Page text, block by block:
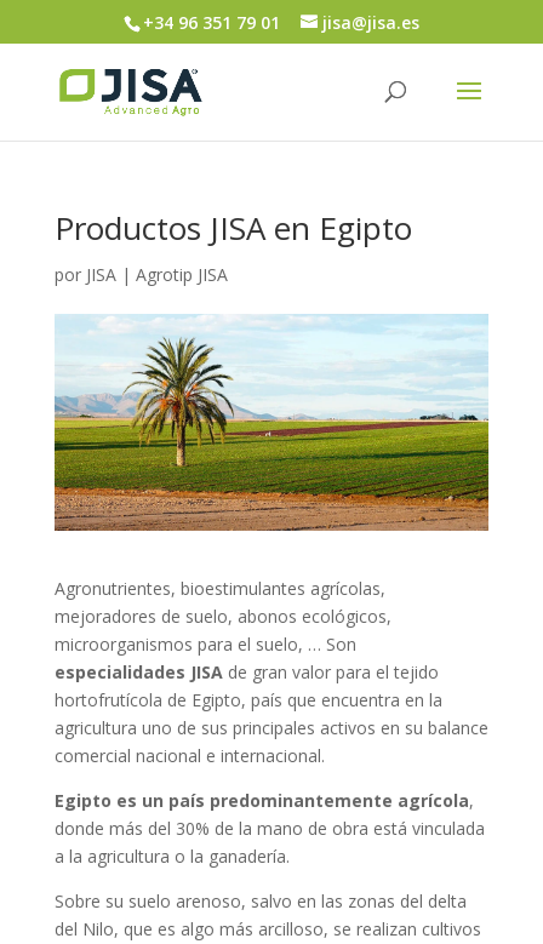
+34 96 351 79 01 jisa@jisa.es
Productos JISA en Egipto
por JISA| Agrotip JISA
Agronutrientes, bioestimulantes agrícolas,
mejoradores de suelo, abonos ecológicos,
microorganismos para el suelo, … Son
especialidades JISAde gran valor para el tejido
hortofrutícola de Egipto, país que encuentra en la
agricultura uno de sus principales activos en su balance
comercial nacional e internacional.
Egipto es un país predominantemente agrícola,
donde más del 30% de la mano de obra está vinculada
a la agricultura o la ganadería.
Sobre su suelo arenoso, salvo en las zonas del delta
del Nilo, que es algo más arcilloso, se realizan cultivos